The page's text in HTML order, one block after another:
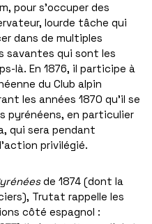
pour s’occuper des
lourde tâche qui
dans de multiples
savantes qui sont les
là. En 1876, il participe à
du Club alpin
les années 1870 qu’il se
pyrénéens, en particulier
qui sera pendant
privilégié.
de 1874 (dont la
Trutat rappelle les
côté espagnol :